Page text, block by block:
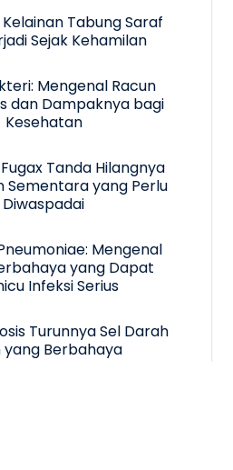
Tabung Saraf
Sejak Kehamilan
Mengenal Racun
dan Dampaknya bagi
Kesehatan
Tanda Hilangnya
Sementara yang Perlu
Diwaspadai
Mengenal
yang Dapat
Infeksi Serius
Turunnya Sel Darah
yang Berbahaya